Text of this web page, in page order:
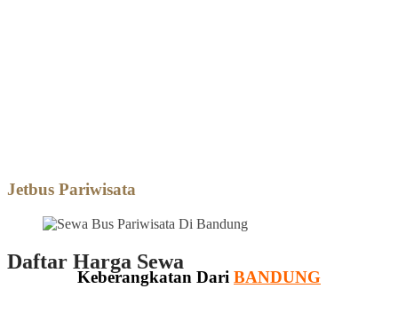
Jetbus Pariwisata
Daftar Harga Sewa
Keberangkatan Dari BANDUNG